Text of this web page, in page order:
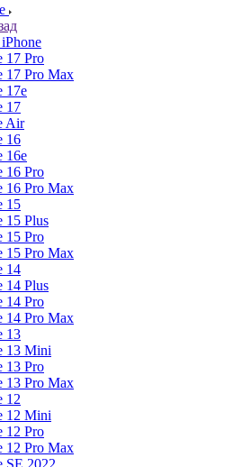
17 Pro
17 Pro Max
17e
17
Air
16
16e
16 Pro
16 Pro Max
15
15 Plus
15 Pro
15 Pro Max
14
14 Plus
14 Pro
14 Pro Max
13
13 Mini
13 Pro
13 Pro Max
12
12 Mini
12 Pro
12 Pro Max
SE 2022